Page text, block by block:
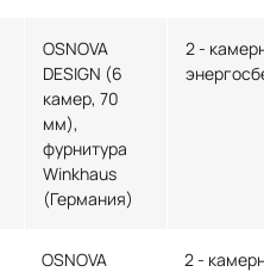
OSNOVA
DESIGN (6
камер, 70
мм),
фурнитура
Winkhaus
(Германия)
2 -
OSNOVA
2 -